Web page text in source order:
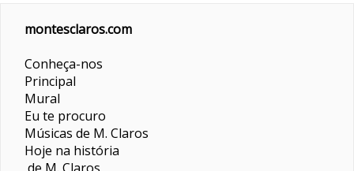
montesclaros.com
Conheça-nos
Principal
Mural
Eu te procuro
Músicas de M. Claros
Hoje na história
de M. Claros